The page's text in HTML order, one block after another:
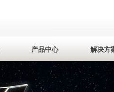
产品中心 解决方